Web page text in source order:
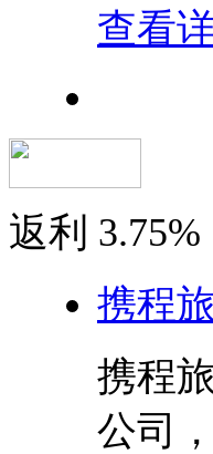
查看
返利 3.75%
携程
携程
公司